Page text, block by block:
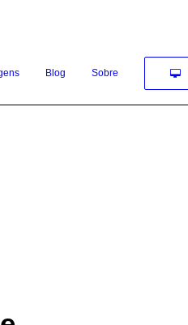
Blog Sobre